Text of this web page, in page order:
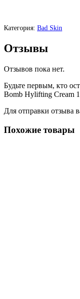
Категория: Bad Skin
Отзывы
Отзывов пока нет.
Будьте первым, кто
Bomb Hylifting Cream
Для отправки отзыва
Похожие товары